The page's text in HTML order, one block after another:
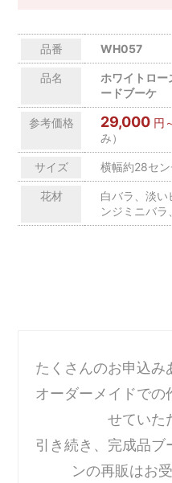
品番 WH057
品名
ホワイトロ
ードブーケ
参考価格 29,000 円
み）
サイズ 横幅約28セ
花材
白バラ、淡い
ンジミニバラ
たくさんのお申込み
オーダーメイドでの
せていた
引き続き、完成品ブ
ンの再販はお